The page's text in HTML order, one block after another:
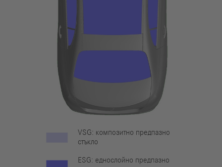
VSG: композитно предпазно
стъкло
ESG: еднослойно предпазно